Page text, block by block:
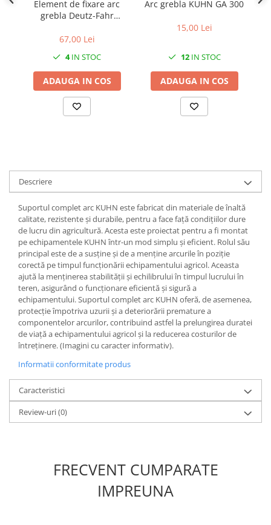
1.7.2. Placute de frana
1.7.3. Simeringuri sistem franare
1.7.4. Piese si accesorii frana
1.7.5. O-ring frana
1.8. Transmisie
1.8.2. Cutii viteze
1.8.4. Transmisie punte spate
1.8.5. Transmisie punte fața 2 WD
(2x4)
1.8.6. Transmisie punte fața 4 WD
(4x4)
1.8.7. Direcție
1.8.8. Cabluri ambreiaj și
1.8.9. Pompe ambreiaj
Element de fixare arc
grebla Deutz-Fahr
67,00 Lei
4IN STOC
ADAUGA IN COS
Arc grebla KUHN GA 300
15,00 Lei
12IN STOC
ADAUGA IN COS
Descriere
Suportul complet arc KUHN este fabricat din materiale de înaltă
calitate, rezistente și durabile, pentru a face față condițiilor dure
de lucru din agricultură. Acesta este proiectat pentru a fi montat
pe echipamentele KUHN într-un mod simplu și eficient. Rolul său
principal este de a susține și de a menține arcurile în poziție
corectă pe timpul funcționării echipamentului agricol. Aceasta
ajută la menținerea stabilității și echilibrului în timpul lucrului în
teren, asigurând o funcționare eficientă și sigură a
echipamentului. Suportul complet arc KUHN oferă, de asemenea,
protecție împotriva uzurii și a deteriorării premature a
componentelor arcurilor, contribuind astfel la prelungirea duratei
de viață a echipamentului agricol și la reducerea costurilor de
întreținere. (Imagini cu caracter informativ).
Informatii conformitate produs
Caracteristici
Review-uri(0)
FRECVENT CUMPARATE
IMPREUNA